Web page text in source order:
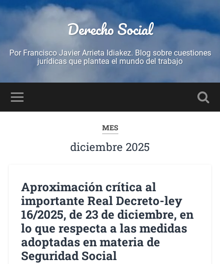
Derecho Social
Por Francisco Javier Arrieta Idiakez. Blog sobre cuestiones
jurídicas que plantea el mundo del trabajo
MES
diciembre 2025
Aproximación crítica al
importante Real Decreto-ley
16/2025, de 23 de diciembre, en
lo que respecta a las medidas
adoptadas en materia de
Seguridad Social